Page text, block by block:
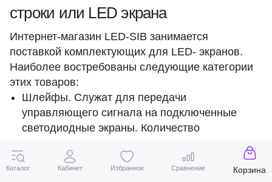
строки или LED экрана
Интернет-магазин LED-SIB занимается
поставкой комплектующих для LED- экранов.
Наиболее востребованы следующие категории
этих товаров:
Шлейфы. Служат для передачи
управляющего сигнала на подключенные
светодиодные экраны. Количество
матрицы. Наиболее распространенные
стандарты: 16, 50 pin.
Каталог Кабинет Избранное Сравнение Корзина